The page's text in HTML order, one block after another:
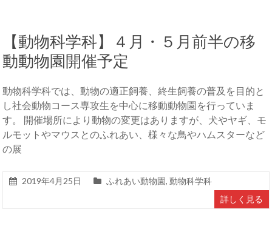
【動物科学科】４月・５月前半の移
動動物園開催予定
動物科学科では、動物の適正飼養、終生飼養の普及を目的と
し社会動物コース専攻生を中心に移動動物園を行っていま
す。 開催場所により動物の変更はありますが、犬やヤギ、モ
ルモットやマウスとのふれあい、様々な鳥やハムスターなど
の展
2019年4月25日 ふれあい動物園,動物科学科
詳しく見る